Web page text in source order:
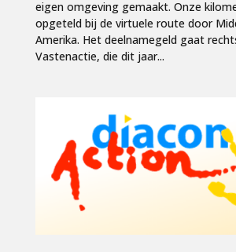
eigen omgeving gemaakt. Onze
opgeteld bij de virtuele route door
Amerika. Het deelnamegeld gaat
Vastenactie, die dit jaar...